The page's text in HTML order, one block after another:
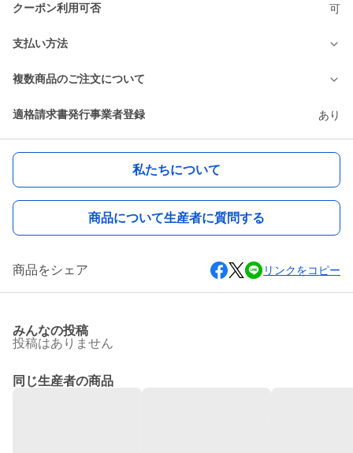
クーポン利用可否 可
支払い方法
複数商品のご注文について
適格請求書発行事業者登録 あり
私たちについて
商品について生産者に質問する
商品をシェア リンクをコピー
みんなの投稿
投稿はありません
同じ生産者の商品